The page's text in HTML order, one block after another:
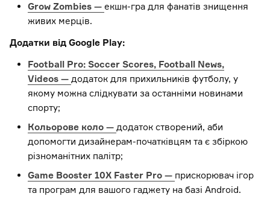
Grow Zombies — екшн-гра для фанатів знищення
живих мерців.
Додатки від Google Play:
Football Pro: Soccer Scores, Football News,
Videos — додаток для прихильників футболу, у
якому можна слідкувати за останніми новинами
спорту;
Кольорове коло — додаток створений, аби
допомогти дизайнерам-початківцям та є збіркою
різноманітних палітр;
Game Booster 10X Faster Pro — прискорювач ігор
та програм для вашого гаджету на базі Android.